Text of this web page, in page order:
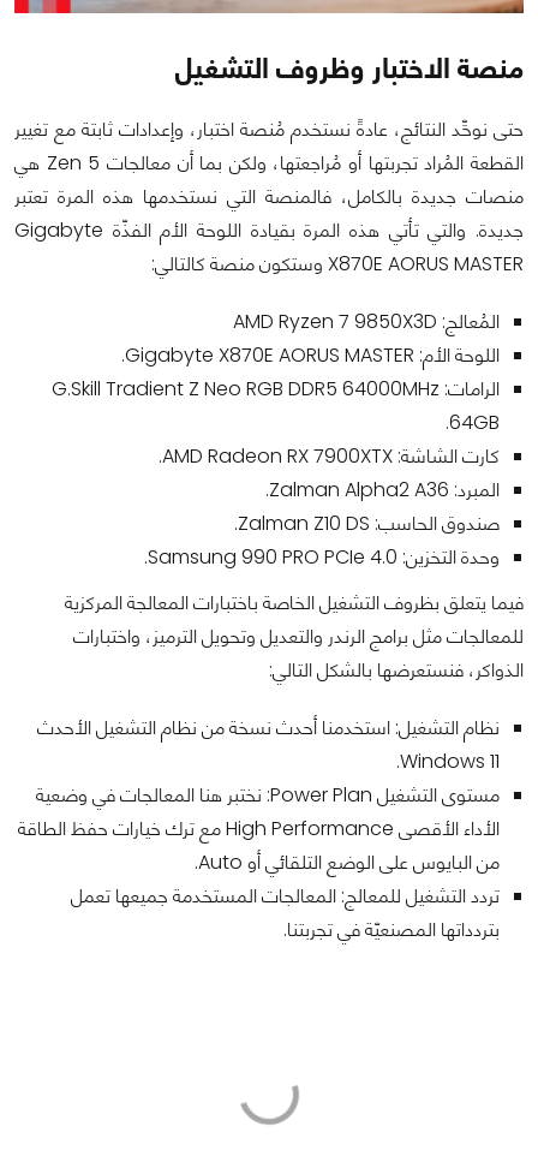
منصة الاختبار وظروف التشغيل
حتى نوحِّد النتائج، عادةً نستخدم مُنصة اختبار، وإعدادات ثابتة مع تغيير
القطعة المُراد تجربتها أو مُراجعتها، ولكن بما أن معالجات Zen 5 هي
منصات جديدة بالكامل، فالمنصة التي نستخدمها هذه المرة تعتبر
جديدة. والتي تأتي هذه المرة بقيادة اللوحة الأم الفذّة Gigabyte
X870E AORUS MASTER وستكون منصة كالتالي:
المُعالج: AMD Ryzen 7 9850X3D
اللوحة الأم: Gigabyte X870E AORUS MASTER.
الرامات: G.Skill Tradient Z Neo RGB DDR5 64000MHz
64GB.
كارت الشاشة: AMD Radeon RX 7900XTX.
المبرد: Zalman Alpha2 A36.
صندوق الحاسب: Zalman Z10 DS.
وحدة التخزين: Samsung 990 PRO PCIe 4.0.
فيما يتعلق بظروف التشغيل الخاصة باختبارات المعالجة المركزية
للمعالجات مثل برامج الرندر والتعديل وتحويل الترميز، واختبارات
الذواكر، فنستعرضها بالشكل التالي:
نظام التشغيل: استخدمنا أحدث نسخة من نظام التشغيل الأحدث
Windows 11.
مستوى التشغيل Power Plan: نختبر هنا المعالجات في وضعية
الأداء الأقصى High Performance مع ترك خيارات حفظ الطاقة
من البايوس على الوضع التلقائي أو Auto.
تردد التشغيل للمعالج: المعالجات المستخدمة جميعها تعمل
بتردداتها المصنعيّة في تجربتنا.